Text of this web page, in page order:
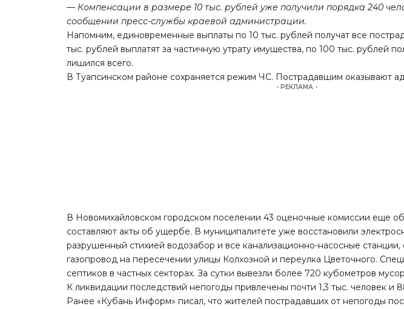
— Компенсации в размере 10 тыс. рублей уже получили порядка 240
сообщении пресс-службы краевой администрации.
Напомним, единовременные выплаты по 10 тыс. рублей получат все
тыс. рублей выплатят за частичную утрату имущества, по 100 тыс. рублей
лишился всего.
В Туапсинском районе сохраняется режим ЧС. Пострадавшим оказывают
- РЕКЛАМА -
В Новомихайловском городском поселении 43 оценочные комиссии еще
составляют акты об ущербе. В муниципалитете уже восстановили
разрушенный стихией водозабор и все канализационно-насосные станции,
газопровод на пересечении улицы Колхозной и переулка Цветочного.
септиков в частных секторах. За сутки вывезли более 720 кубометров
К ликвидации последствий непогоды привлечены почти 1,3 тыс. человек и
Ранее «Кубань Информ» писал, что жителей пострадавших от непогоды